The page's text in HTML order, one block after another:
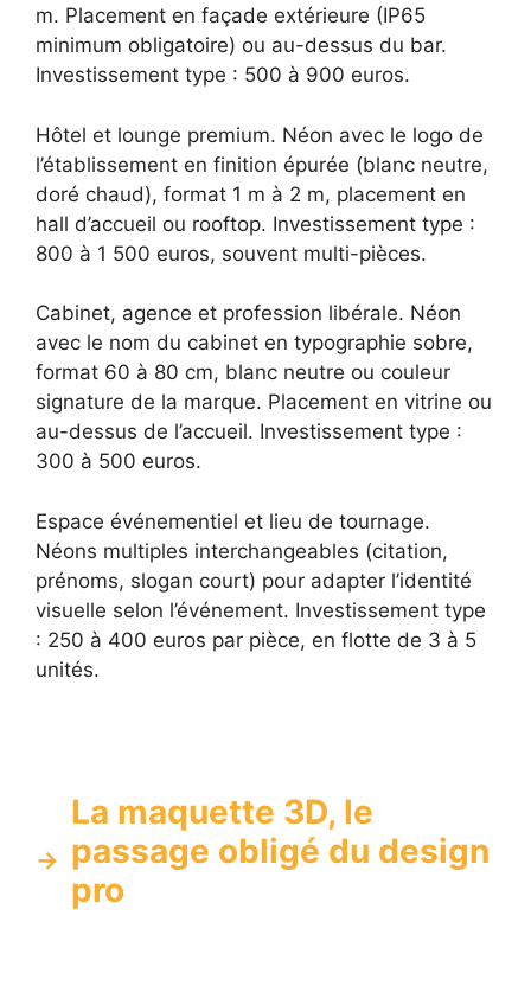
m. Placement en façade extérieure (IP65
minimum obligatoire) ou au-dessus du bar.
Investissement type : 500 à 900 euros.
Hôtel et lounge premium. Néon avec le logo de
l’établissement en finition épurée (blanc neutre,
doré chaud), format 1 m à 2 m, placement en
hall d’accueil ou rooftop. Investissement type :
800 à 1 500 euros, souvent multi-pièces.
Cabinet, agence et profession libérale. Néon
avec le nom du cabinet en typographie sobre,
format 60 à 80 cm, blanc neutre ou couleur
signature de la marque. Placement en vitrine ou
au-dessus de l’accueil. Investissement type :
300 à 500 euros.
Espace événementiel et lieu de tournage.
Néons multiples interchangeables (citation,
prénoms, slogan court) pour adapter l’identité
visuelle selon l’événement. Investissement type
: 250 à 400 euros par pièce, en flotte de 3 à 5
unités.
La maquette 3D, le
passage obligé du design
pro